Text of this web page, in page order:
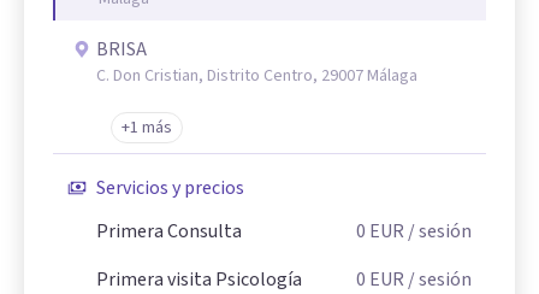
BRISA
C. Don Cristian, Distrito Centro, 29007 Málaga
+1 más
Servicios y precios
Primera Consulta
0 EUR / sesión
Primera visita Psicología
0 EUR / sesión